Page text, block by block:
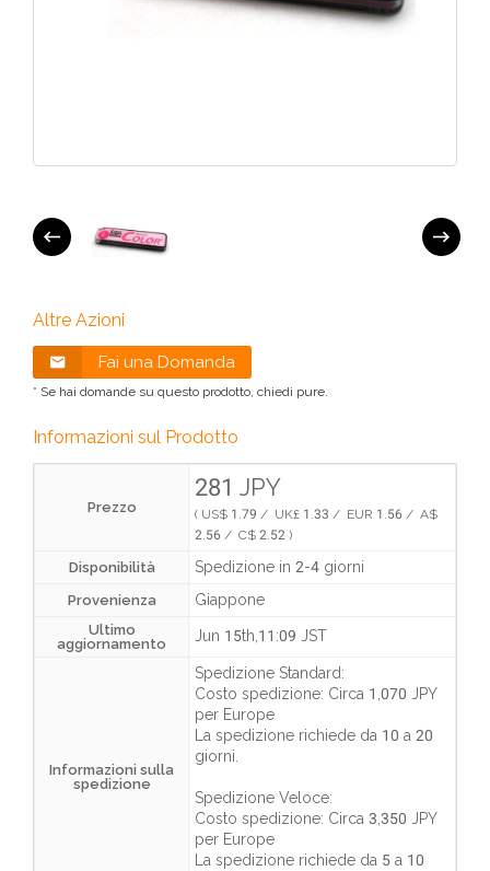
Altre Azioni
Fai una Domanda
* Se hai domande su questo prodotto, chiedi pure.
Informazioni sul Prodotto
Prezzo
281 JPY
( US$ 1.79 / UK£ 1.33 / EUR 1.56 / A$
2.56 / C$ 2.52 )
Disponibilità Spedizione in 2-4 giorni
Provenienza Giappone
Ultimo
aggiornamento
Jun 15th,11:09 JST
Informazioni sulla
spedizione
Spedizione Standard:
Costo spedizione: Circa 1,070 JPY
per Europe
La spedizione richiede da 10 a 20
giorni.
Spedizione Veloce:
Costo spedizione: Circa 3,350 JPY
per Europe
La spedizione richiede da 5 a 10